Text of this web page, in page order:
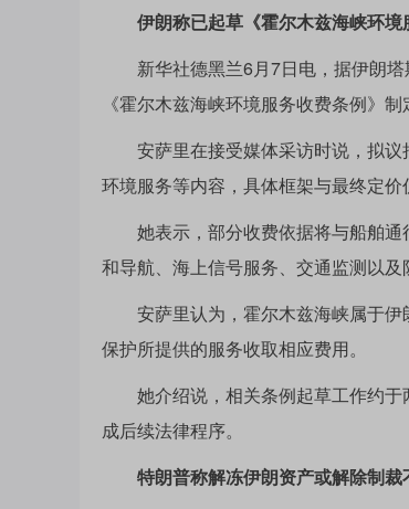
伊朗称已起草《霍尔木兹海峡环境
新华社德黑兰6月7日电，据伊朗塔
《霍尔木兹海峡环境服务收费条例》
安萨里在接受媒体采访时说，拟议
环境服务等内容，具体框架与最终定价
她表示，部分收费依据将与船舶通
和导航、海上信号服务、交通监测以及
安萨里认为，霍尔木兹海峡属于伊
保护所提供的服务收取相应费用。
她介绍说，相关条例起草工作约于
成后续法律程序。
特朗普称解冻伊朗资产或解除制